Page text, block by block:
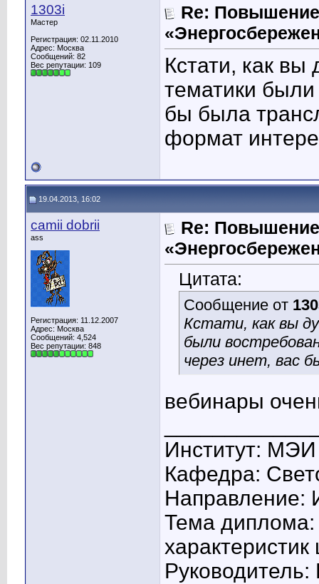
1303i
Мастер
Регистрация: 02.11.2010
Адрес: Москва
Сообщений: 82
Вес репутации: 109
Re:
Кстати, как
тематики
бы была
формат
19.04.2013, 16:02
camii dobrii
ass
Регистрация: 11.12.2007
Адрес: Москва
Сообщений: 4,524
Вес репутации: 848
Re:
Цитата:
Сообщение от
Кстати, как вы
были
через инет, вас
вебинары
Институт: МЭИ
Кафедра:
Направление:
Тема диплома: